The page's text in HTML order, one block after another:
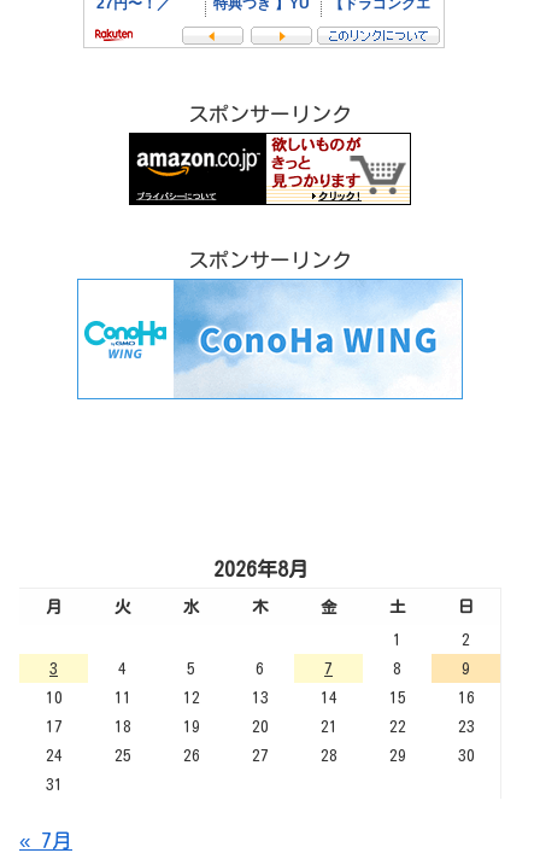
スポンサーリンク
スポンサーリンク
2026年8月
月 火 水 木 金 土
日
1
2
3
4 5 6 7 8
9
10
11 12 13 14 15
16
17
18 19 20 21 22
23
24
25 26 27 28 29
30
31
« 7月